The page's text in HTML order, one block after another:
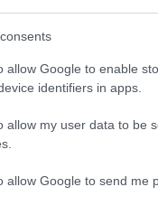
allow Google to enable
identifiers in apps.
allow my user data to be
allow Google to send me